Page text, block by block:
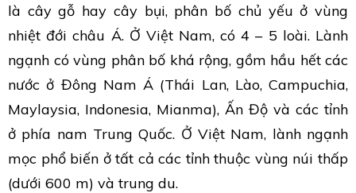
là cây gỗ hay cây bụi, phân bố chủ yếu ở vùng
nhiệt đới châu Á. Ở Việt Nam, có 4 – 5 loài. Lành
ngạnh có vùng phân bố khá rộng, gồm hầu hết các
nước ở Đông Nam Á (Thái Lan, Lào, Campuchia,
Maylaysia, Indonesia, Mianma), Ấn Độ và các tỉnh
ở phía nam Trung Quốc. Ở Việt Nam, lành ngạnh
mọc phổ biến ở tất cả các tỉnh thuộc vùng núi thấp
(dưới 600 m) và trung du.